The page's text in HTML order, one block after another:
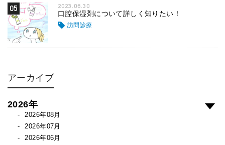
05 2023.06.30
口腔保湿剤について詳しく知りたい！
訪問診療
アーカイブ
2026年
2026年08月
2026年07月
2026年06月